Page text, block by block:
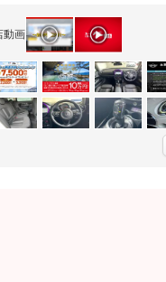
動画